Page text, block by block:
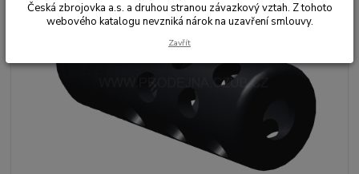
Česká zbrojovka a.s. a druhou stranou závazkový vztah. Z tohoto
webového katalogu nevzniká nárok na uzavření smlouvy.
Zavřít